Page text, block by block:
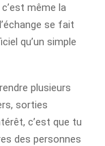
même la
se fait
qu’un simple
plusieurs
sorties
c’est que tu
des personnes